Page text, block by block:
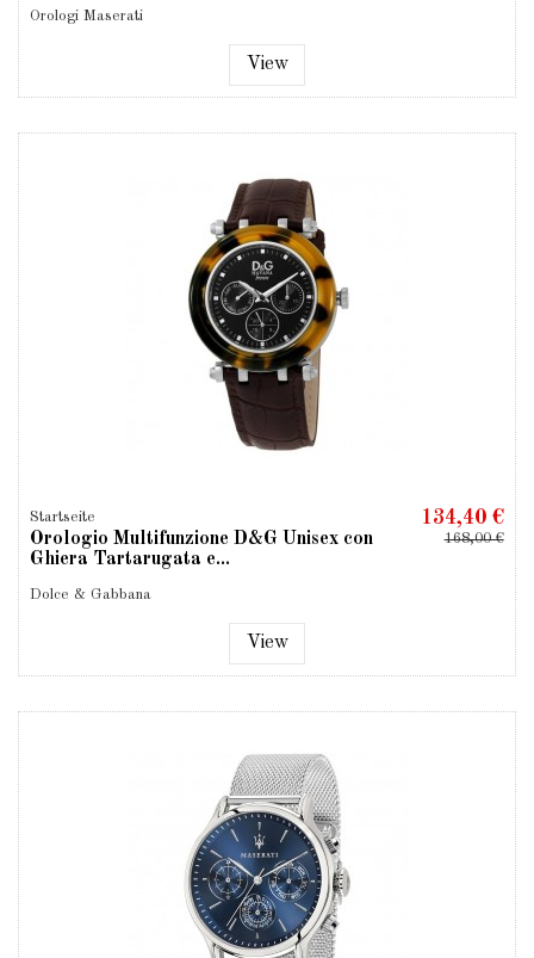
Orologi Maserati
View
Startseite
Orologio Multifunzione D&G Unisex con
Ghiera Tartarugata e...
Dolce & Gabbana
134,40 €
168,00 €
View